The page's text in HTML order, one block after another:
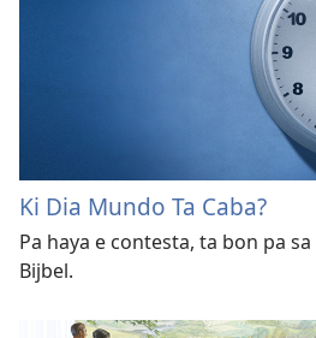
Ki Dia Mundo Ta Caba?
Pa haya e contesta, ta bon pa
Bijbel.